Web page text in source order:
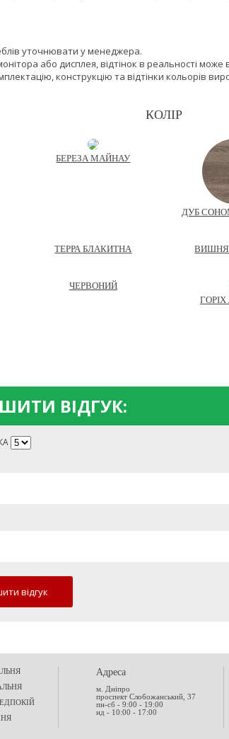
уточнювати у менеджера.
або дисплея, відтінок в реальності може
конструкцію та відтінки кольорів
КОЛІР
БЕРЕЗА МАЙНАУ
ДУБ
ТЕРРА БЛАКИТНА ВИШНЯ
ЧЕРВОНИЙ
ВІДГУК:
відгук
Адреса
м. Дніпро
проспект Слобожанський, 37
пн-сб - 9:00 - 19:00
нд - 10:00 - 17:00